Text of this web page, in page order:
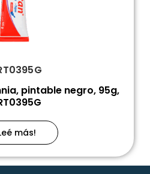
pintable negro, 95g,
más!